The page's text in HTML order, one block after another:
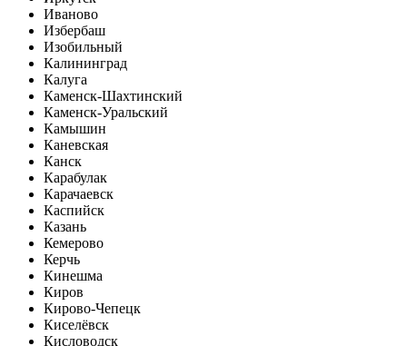
Иваново
Избербаш
Изобильный
Калининград
Калуга
Каменск-Шахтинский
Каменск-Уральский
Камышин
Каневская
Канск
Карабулак
Карачаевск
Каспийск
Казань
Кемерово
Керчь
Кинешма
Киров
Кирово-Чепецк
Киселёвск
Кисловодск